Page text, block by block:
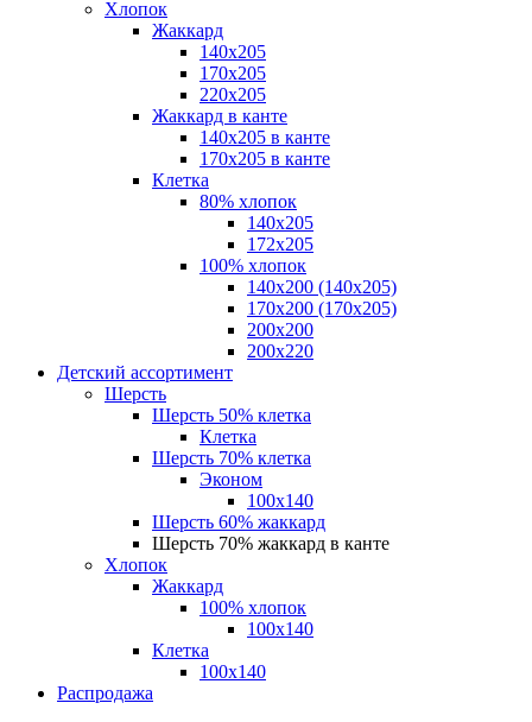
Хлопок
Жаккард
140x205
170х205
220х205
Жаккард в канте
140х205 в канте
170х205 в канте
Клетка
80% хлопок
140x205
172х205
100% хлопок
140x200 (140х205)
170x200 (170х205)
200х200
200х220
Детский ассортимент
Шерсть
Шерсть 50% клетка
Клетка
Шерсть 70% клетка
Эконом
100x140
Шерсть 60% жаккард
Шерсть 70% жаккард в канте
Хлопок
Жаккард
100% хлопок
100x140
Клетка
100х140
Распродажа